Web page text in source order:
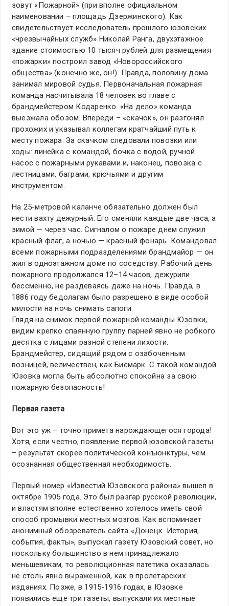
зовут «Пожарной» (при вполне официальном
наименовании – площадь Дзержинского). Как
свидетельствует исследователь прошлого юзовских
«чрезвычайных служб» Николай Ранга, двухэтажное
здание стоимостью 10 тысяч рублей для размещения
«пожарки» построил завод «Новороссийского
общества» (конечно же, он!). Правда, половину дома
занимал мировой судья. Первоначальная пожарная
команда насчитывала 18 человек во главе с
брандмейстером Кодаренко. «На дело» команда
выезжала обозом. Впереди – «скачок», он разгонял
прохожих и указывал коллегам кратчайший путь к
месту пожара. За скачком следовали повозки или
ходы: линейка с командой, бочка с водой, ручной
насос с пожарными рукавами и, наконец, повозка с
лестницами, баграми, крючьями и другим
инструментом.
На 25-метровой каланче обязательно должен был
нести вахту дежурный. Его сменяли каждые две часа, а
зимой — через час. Сигналом о пожаре днем служил
красный флаг, а ночью — красный фонарь. Командовал
всеми пожарными подразделениями брандмайор — он
жил в одноэтажном доме по соседству. Рабочий день
пожарного продолжался 12–14 часов, дежурили
бессменно, не раздеваясь даже на ночь. Правда, в
1886 году бедолагам было разрешено в виде особой
милости на ночь снимать сапоги.
Глядя на снимок первой пожарной команды Юзовки,
видим крепко спаянную группу парней явно не робкого
десятка с лицами разной степени лихости.
Брандмейстер, сидящий рядом с озабоченным
возницей, величествен, как Бисмарк. С такой командой
Юзовка могла быть абсолютно спокойна за свою
пожарную безопасность!
Первая газета
Вот это уж – точно примета нарождающегося города!
Хотя, если честно, появление первой юзовской газеты
– результат скорее политической конъюнктуры, чем
осознанная общественная необходимость.
Первый номер «Известий Юзовского района» вышел в
октябре 1905 года. Это был разгар русской революции,
и властям вполне естественно хотелось иметь свой
способ промывки местных мозгов. Как вспоминает
анонимный обозреватель сайта «Донецк. История,
события, факты», выпускал газету Юзовский совет, но
поскольку большинство в нем принадлежало
меньшевикам, то революционная патетика оказалась
не столь явно выраженной, как в пролетарских
изданиях. Позже, в 1915-1916 годах, в Юзовке
появились еще три газеты, выпускали их местные